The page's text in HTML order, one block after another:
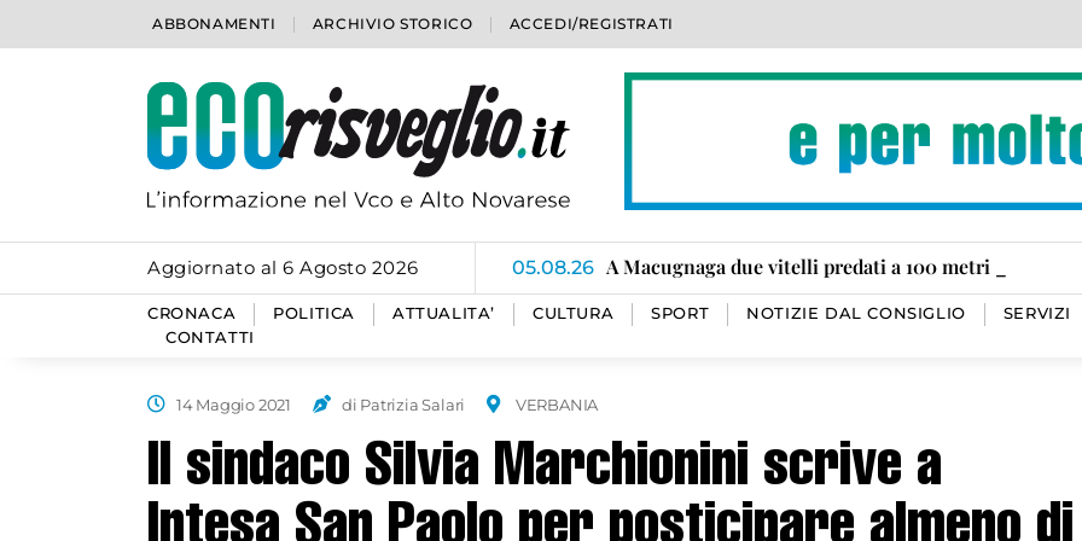
ABBONAMENTI ARCHIVIO STORICO ACCEDI/REGISTRATI
Aggiornato al 6 Agosto 2026 05.08.26 A Macugnaga due vitelli predati a 100 metri dal
Ha ripreso vigore l’incendio divampato a Calasca
Tratti in salvo i cinque torrentisti in valle Bognanco
Truffatori chiedono soldi per conto dei Sevizi sociali
100 ubriachi al volante da inizio anno
Rami e sterpaglie in superstrada per il forte vento e la
55enne denunciato per furto
CRONACA POLITICA ATTUALITA’ CULTURA SPORT NOTIZIE DAL CONSIGLIO SERVIZI
CONTATTI
14 Maggio 2021 di Patrizia Salari VERBANIA
Il sindaco Silvia Marchionini scrive a